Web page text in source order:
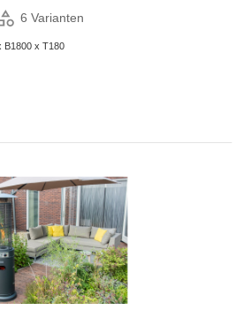
6 Varianten
B1800 x T180